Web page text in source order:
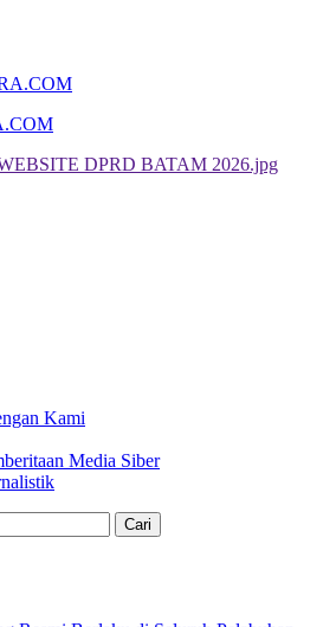
Kami
Media Siber